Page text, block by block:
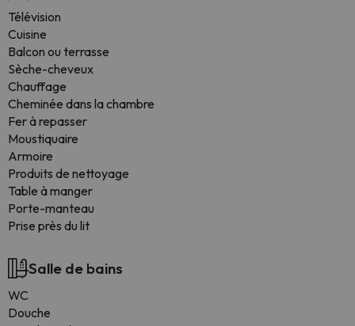
Télévision
Cuisine
Balcon ou terrasse
Sèche-cheveux
Chauffage
Cheminée dans la chambre
Fer à repasser
Moustiquaire
Armoire
Produits de nettoyage
Table à manger
Porte-manteau
Prise près du lit
Salle de bains
WC
Douche